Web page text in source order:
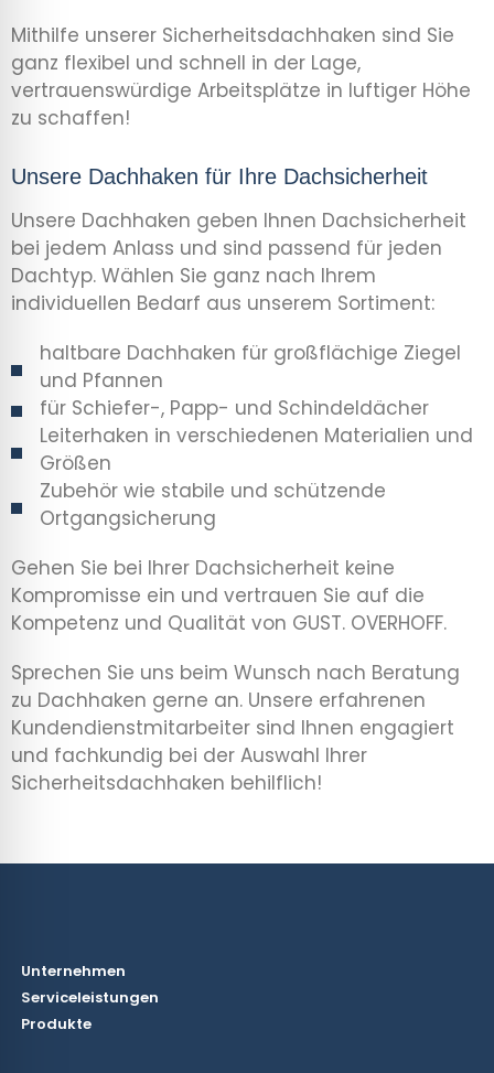
Mithilfe unserer Sicherheitsdachhaken sind Sie
ganz flexibel und schnell in der Lage,
vertrauenswürdige Arbeitsplätze in luftiger Höhe
zu schaffen!
Unsere Dachhaken für Ihre Dachsicherheit
Unsere Dachhaken geben Ihnen Dachsicherheit
bei jedem Anlass und sind passend für jeden
Dachtyp. Wählen Sie ganz nach Ihrem
individuellen Bedarf aus unserem Sortiment:
haltbare Dachhaken für großflächige Ziegel
und Pfannen
für Schiefer-, Papp- und Schindeldächer
Leiterhaken in verschiedenen Materialien und
Größen
Zubehör wie stabile und schützende
Ortgangsicherung
Gehen Sie bei Ihrer Dachsicherheit keine
Kompromisse ein und vertrauen Sie auf die
Kompetenz und Qualität von GUST. OVERHOFF.
Sprechen Sie uns beim Wunsch nach Beratung
zu Dachhaken gerne an. Unsere erfahrenen
Kundendienstmitarbeiter sind Ihnen engagiert
und fachkundig bei der Auswahl Ihrer
Sicherheitsdachhaken behilflich!
Unternehmen
Serviceleistungen
Produkte